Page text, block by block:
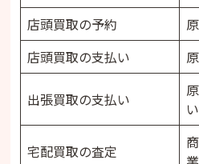
・壊れたカメラも売れま
・古いフィルムカメラも売
・レンズにカビがあって
・箱や説明書がなくても
・シリアルナンバーが消
か？
・査定後にキャンセルで
・宅配買取の送料は無料
店頭買取の予約
店頭買取の支払い
出張買取の支払い
い
宅配買取の査定